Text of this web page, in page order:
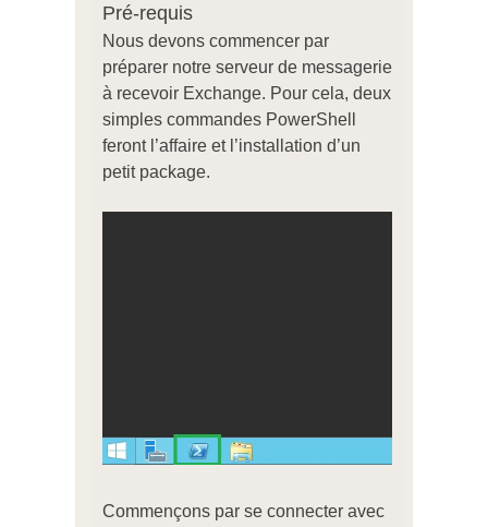
Pré-requis
Nous devons commencer par
préparer notre serveur de messagerie
à recevoir Exchange. Pour cela, deux
simples commandes PowerShell
feront l’affaire et l’installation d’un
petit package.
Commençons par se connecter avec